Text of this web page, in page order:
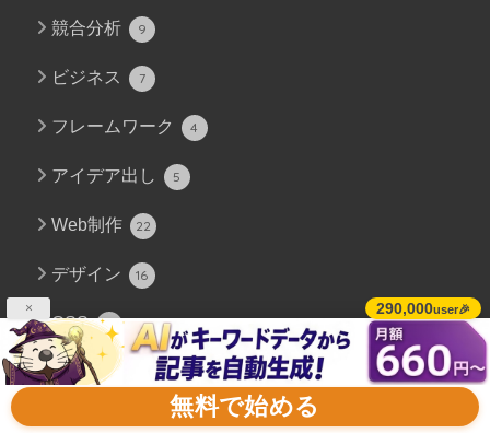
× 290,000user🎉
無料で始める
競合分析 9
ビジネス 7
フレームワーク 4
アイデア出し 5
Web制作 22
デザイン 16
CSS 3
セキュリティ 12
16